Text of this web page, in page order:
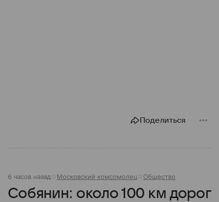
Поделиться
6 часов назад Московский комсомолец Общество
Собянин: около 100 км дорог